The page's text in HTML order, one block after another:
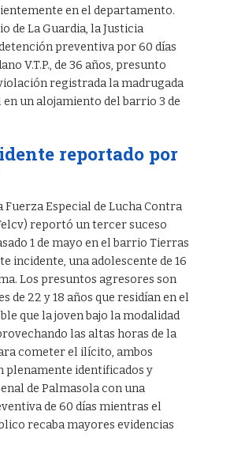
en el departamento.
de La Guardia, la Justicia
preventiva por 60 días
V.T.P., de 36 años, presunto
registrada la madrugada
en un alojamiento del barrio 3 de
reportado por
Fuerza Especial de Lucha Contra
reportó un tercer suceso
1 de mayo en el barrio Tierras
incidente, una adolescente de 16
Los presuntos agresores son
de 22 y 18 años que residían en el
que la joven bajo la modalidad
las altas horas de la
cometer el ilícito, ambos
plenamente identificados y
de Palmasola con una
de 60 días mientras el
recaba mayores evidencias